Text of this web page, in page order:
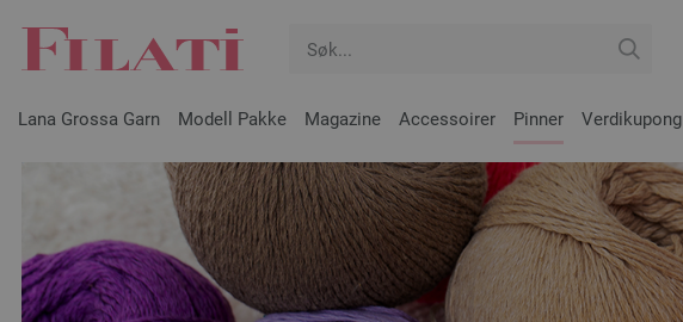
Lana Grossa Garn Modell Pakke Magazine Accessoirer Pinner Verdikupong